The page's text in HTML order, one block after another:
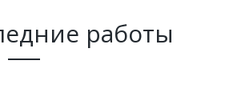
работы